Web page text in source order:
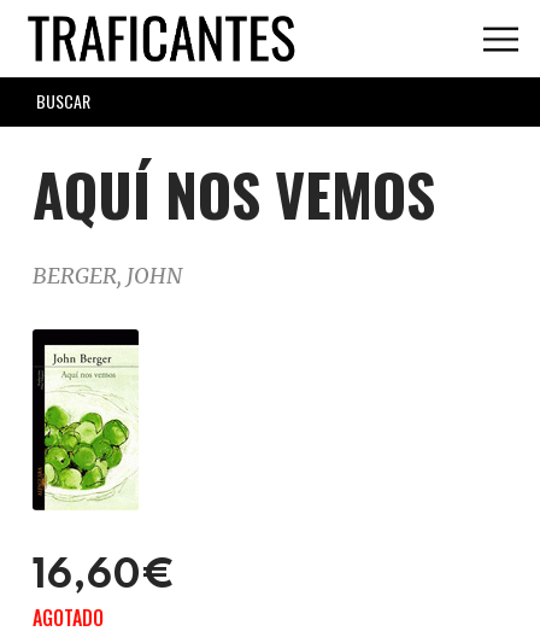
Skip
main
content
SEARCH
FORM
AQUÍ NOS VEMOS
BERGER, JOHN
16,60€
AGOTADO